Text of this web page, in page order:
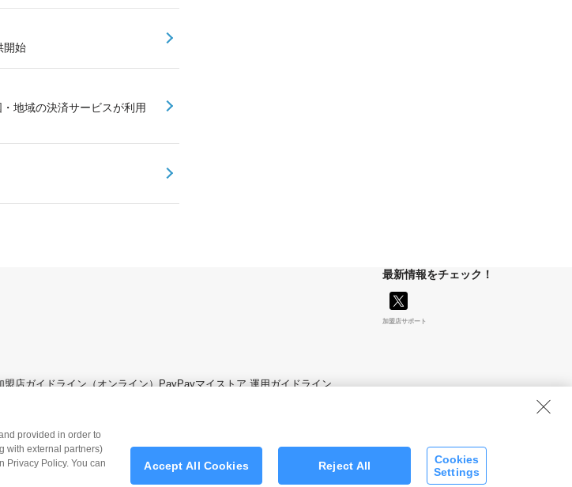
開始
地域の決済サービスが利用
盟店ガイドライン（オンライン） PayPayマイストア 運用ガイドライン
最新情報をチェック！
加盟店サポート
provided in order to
with external partners)
Privacy Policy. You can
Cookies
Settings
Reject All
Accept All Cookies